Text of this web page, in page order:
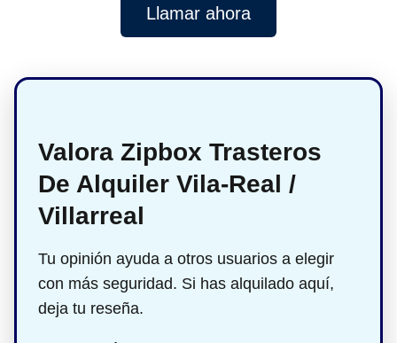
Llamar ahora
Valora Zipbox Trasteros
De Alquiler Vila-Real /
Villarreal
Tu opinión ayuda a otros usuarios a elegir
con más seguridad. Si has alquilado aquí,
deja tu reseña.